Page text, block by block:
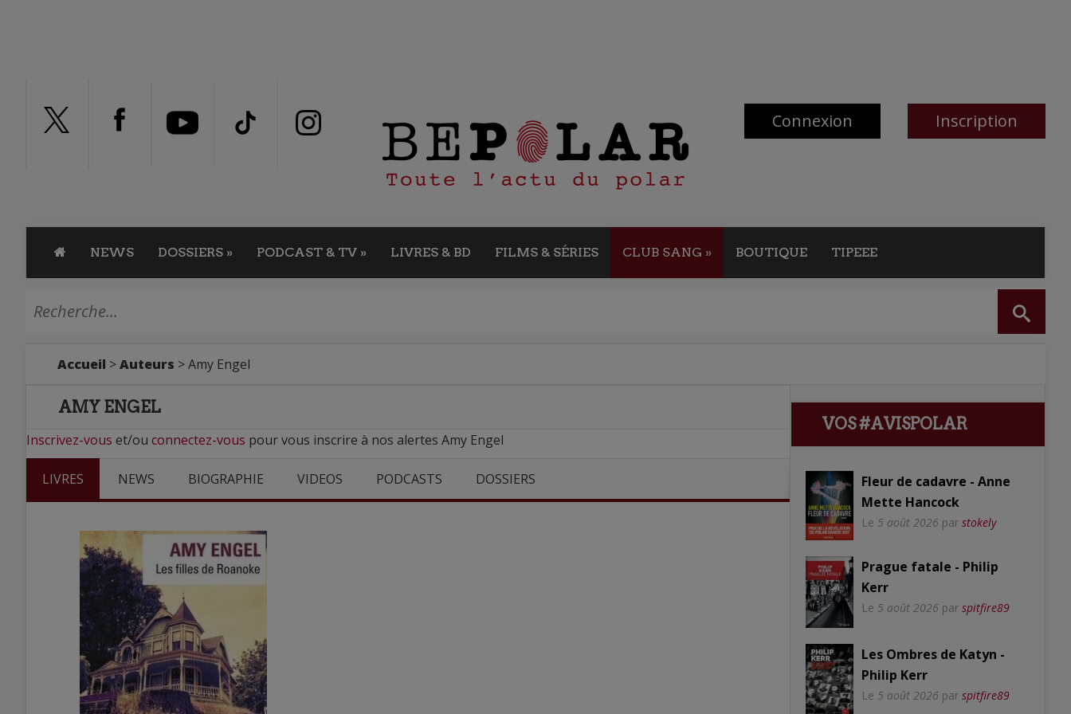
Connexion Inscription
NEWS DOSSIERS » PODCAST & TV » LIVRES & BD FILMS & SÉRIES CLUB SANG » BOUTIQUE TIPEEE
Accueil >Auteurs > Amy Engel
AMY ENGEL
Inscrivez-vous et/ou connectez-vous pour vous inscrire à nos alertes Amy Engel
LIVRES NEWS BIOGRAPHIE VIDEOS PODCASTS DOSSIERS
VOS #AVISPOLAR
Fleur de cadavre - Anne
Mette Hancock
Le 5 août 2026 par stokely
Prague fatale - Philip
Kerr
Le 5 août 2026 par spitfire89
Les Ombres de Katyn -
Philip Kerr
Le 5 août 2026 par spitfire89